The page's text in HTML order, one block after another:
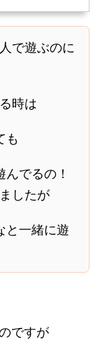
で遊ぶのに
時は
も
でるの！
したが
と一緒に遊
ですが